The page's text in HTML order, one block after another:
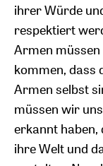
ihrer Würde
respektiert
Armen müssen
kommen, dass
Armen selbst
müssen wir
erkannt haben,
ihre Welt und